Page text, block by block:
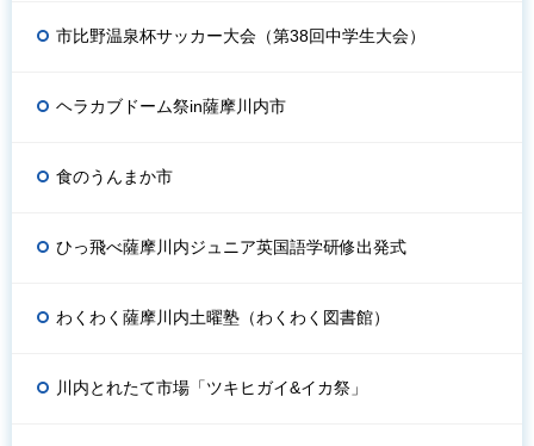
市比野温泉杯サッカー大会（第38回中学生大会）
ヘラカブドーム祭in薩摩川内市
食のうんまか市
ひっ飛べ薩摩川内ジュニア英国語学研修出発式
わくわく薩摩川内土曜塾（わくわく図書館）
川内とれたて市場「ツキヒガイ&イカ祭」